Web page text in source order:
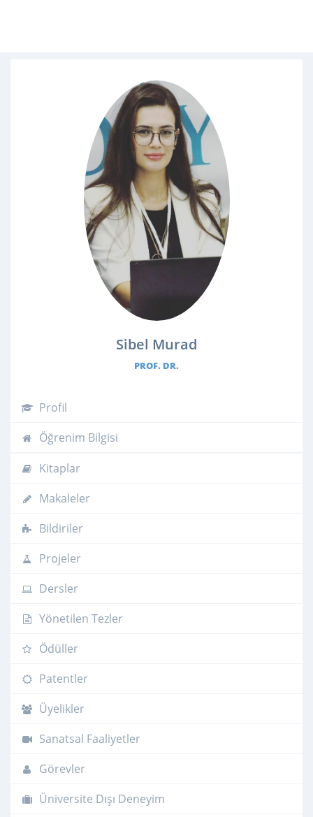
Sibel Murad
PROF. DR.
Profil
Öğrenim Bilgisi
Kitaplar
Makaleler
Bildiriler
Projeler
Dersler
Yönetilen Tezler
Ödüller
Patentler
Üyelikler
Sanatsal Faaliyetler
Görevler
Üniversite Dışı Deneyim